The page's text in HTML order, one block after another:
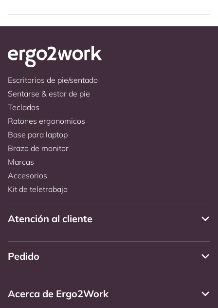
Escritorios de pie/sentado
Sentarse & estar de pie
Teclados
Ratones ergonomicos
Base para laptop
Brazo de monitor
Marcas
Accesorios
Kit de teletrabajo
Atención al cliente
Pedido
Acerca de Ergo2Work